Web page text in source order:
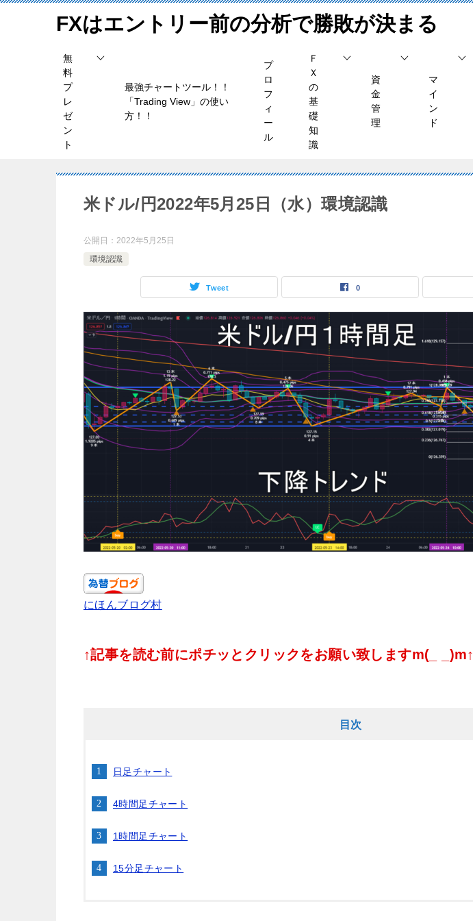
FXはエントリー前の分析で勝敗が決まる
無
料
プ
レ
ゼ
ン
ト
最強チャートツール！！
「Trading View」の使い
方！！
プ
ロ
フ
ィ
ー
ル
Ｆ
Ｘ
の
基
礎
知
識
資
金
管
理
マ
イ
ン
ド
米ドル/円2022年5月25日（水）環境認識
公開日： 2022年5月25日
環境認識
Tweet 0
にほんブログ村
↑記事を読む前にポチッとクリックをお願い致しますm(_ _)m↑
目次
日足チャート
4時間足チャート
1時間足チャート
15分足チャート